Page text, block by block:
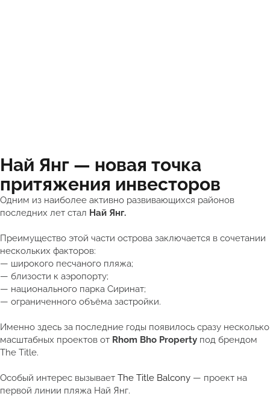
Най Янг — новая точка
притяжения инвесторов
Одним из наиболее активно развивающихся районов
последних лет стал Най Янг.
Преимущество этой части острова заключается в сочетании
нескольких факторов:
— широкого песчаного пляжа;
— близости к аэропорту;
— национального парка Сиринат;
— ограниченного объёма застройки.
Именно здесь за последние годы появилось сразу несколько
масштабных проектов от Rhom Bho Property под брендом
The Title.
Особый интерес вызывает The Title Balcony — проект на
первой линии пляжа Най Янг.